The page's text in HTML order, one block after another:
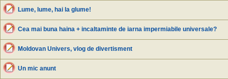
Lume, lume, hai la glume!
Cea mai buna haina + incaltaminte de iarna impermiabile universale?
Moldovan Univers, vlog de divertisment
Un mic anunt